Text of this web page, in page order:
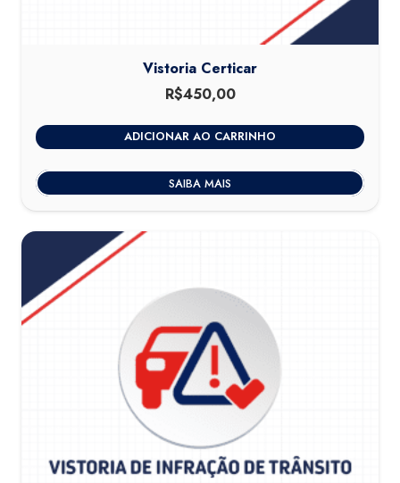
Vistoria Certicar
R$450,00
ADICIONAR AO CARRINHO
SAIBA MAIS